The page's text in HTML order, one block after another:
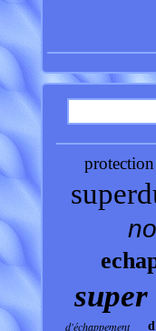
protection
super
d'échappement